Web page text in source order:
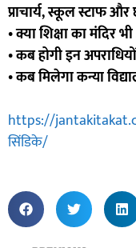
प्राचार्य, स्कूल स्टाफ
• क्या शिक्षा का मंदिर
• कब होगी इन
• कब मिलेगा कन्या
https://
सिंडिके/